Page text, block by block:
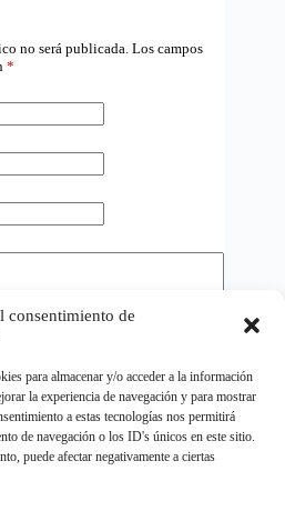
consentimiento de
para almacenar y/o acceder a la información
la experiencia de navegación y para mostrar
a estas tecnologías nos permitirá
de navegación o los ID's únicos en este sitio.
puede afectar negativamente a ciertas
no será publicada. Los campos
*